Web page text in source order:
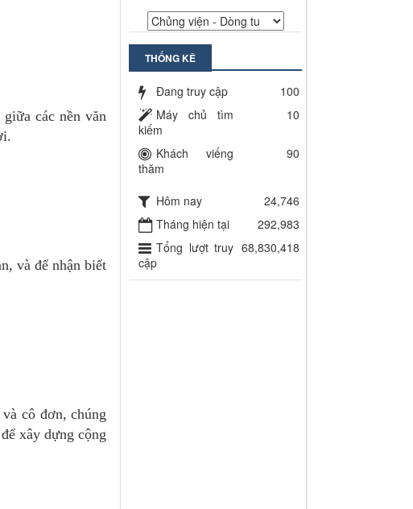
các nền văn
và để nhận biết
cô đơn, chúng
xây dựng cộng
THỐNG KÊ
Đang truy cập
100
Máy chủ tìm
kiếm
10
Khách viếng
thăm
90
Hôm nay
24,746
Tháng hiện tại
292,983
Tổng lượt truy
cập
68,830,418